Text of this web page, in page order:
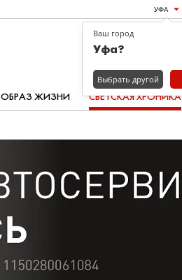
УФА
ОБРАЗ ЖИЗНИ СВЕТСКАЯ ХРОНИКА
Ваш город
Уфа?
Выбрать другой